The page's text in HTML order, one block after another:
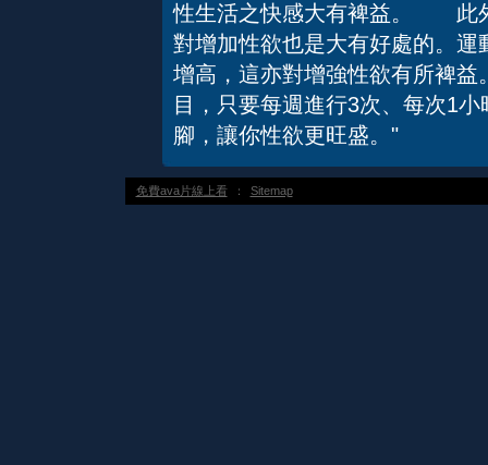
性生活之快感大有裨益。 此
對增加性欲也是大有好處的。
增高，這亦對增強性欲有所裨
目，只要每週進行3次、每次1
腳，讓你性欲更旺盛。"
免費ava片線上看 ： Sitemap